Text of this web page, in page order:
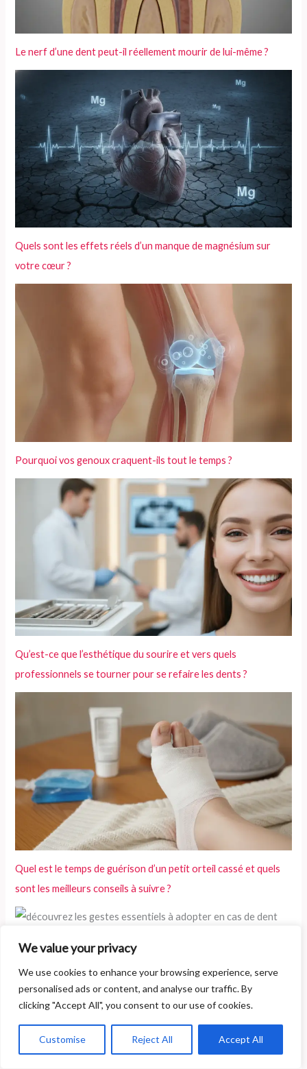
We value your privacy
We use cookies to enhance your browsing experience, serve
personalised ads or content, and analyse our traffic. By
clicking "Accept All", you consent to our use of cookies.
Customise Reject All Accept All
Le nerf d’une dent peut-il réellement mourir de lui-même ?
Quels sont les effets réels d’un manque de magnésium sur
votre cœur ?
Pourquoi vos genoux craquent-ils tout le temps ?
Qu’est-ce que l’esthétique du sourire et vers quels
professionnels se tourner pour se refaire les dents ?
Quel est le temps de guérison d’un petit orteil cassé et quels
sont les meilleurs conseils à suivre ?
Que faire en cas de dent cassée en attendant votre rendez-
vous chez le dentiste ?